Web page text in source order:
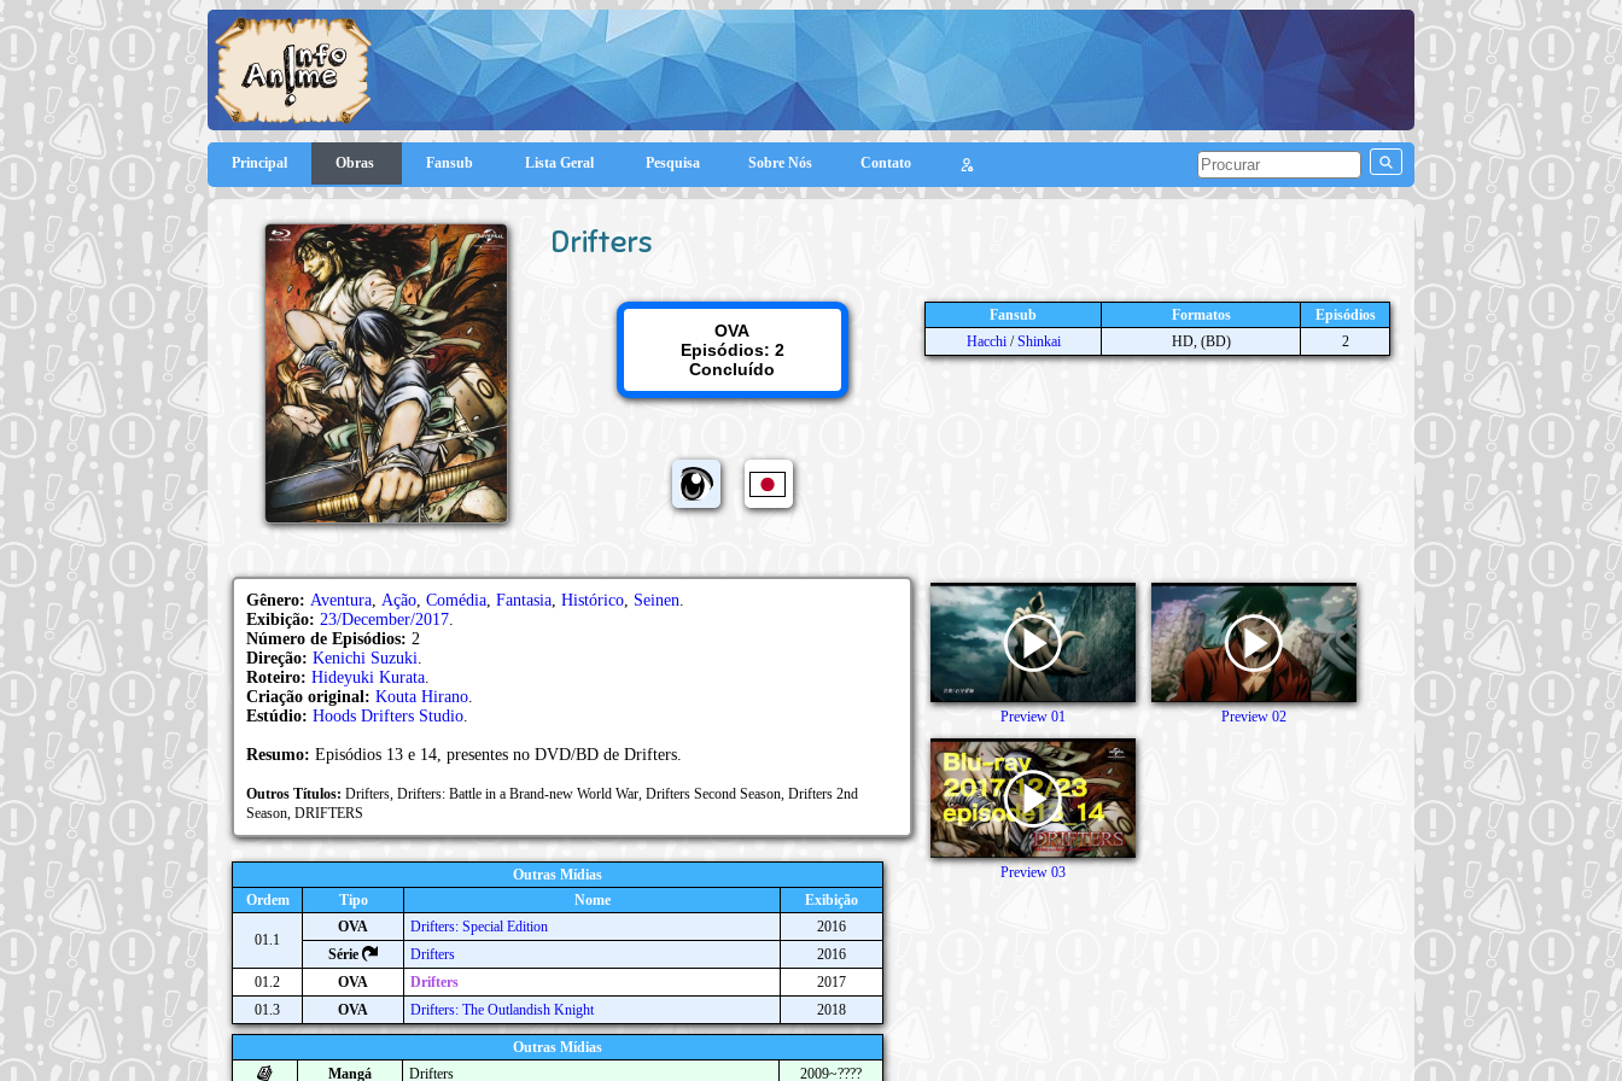
Principal Obras Fansub Lista Geral Pesquisa Sobre Nós Contato
Drifters
OVA
Episódios: 2
Concluído
Fansub Formatos
Episódios
Hacchi/Shinkai HD, (BD) 2
Gênero: Aventura, Ação, Comédia, Fantasia, Histórico, Seinen.
Exibição: 23/December/2017.
Número de Episódios: 2
Direção: Kenichi Suzuki.
Roteiro: Hideyuki Kurata.
Criação original: Kouta Hirano.
Estúdio: Hoods Drifters Studio.
Resumo: Episódios 13 e 14, presentes no DVD/BD de Drifters.
Outros Títulos: Drifters, Drifters: Battle in a Brand-new World War, Drifters Second Season, Drifters 2nd
Season, DRIFTERS
Outras Mídias
Ordem
Tipo Nome Exibição
01.1
OVA Drifters: Special Edition
2016
Série
Drifters
2016
01.2
OVA Drifters
2017
01.3
OVA Drifters: The Outlandish Knight 2018
Outras Mídias
Mangá
Drifters 2009~????
Preview 01 Preview 02
Preview 03